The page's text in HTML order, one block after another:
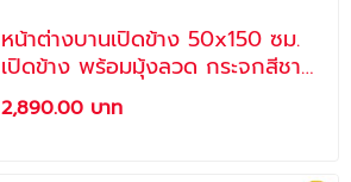
หน้าต่างบานเปิดข้าง 50x150 ซม.
เปิดข้าง พร้อมมุ้งลวด กระจกสีชาดำ
ตัดแสง เฟรมอลูมิเนียม สีชา (แถม
สกรู + พุ๊กพลาสติก สำหรับติดตั้ง) /
2,890.00 บาท